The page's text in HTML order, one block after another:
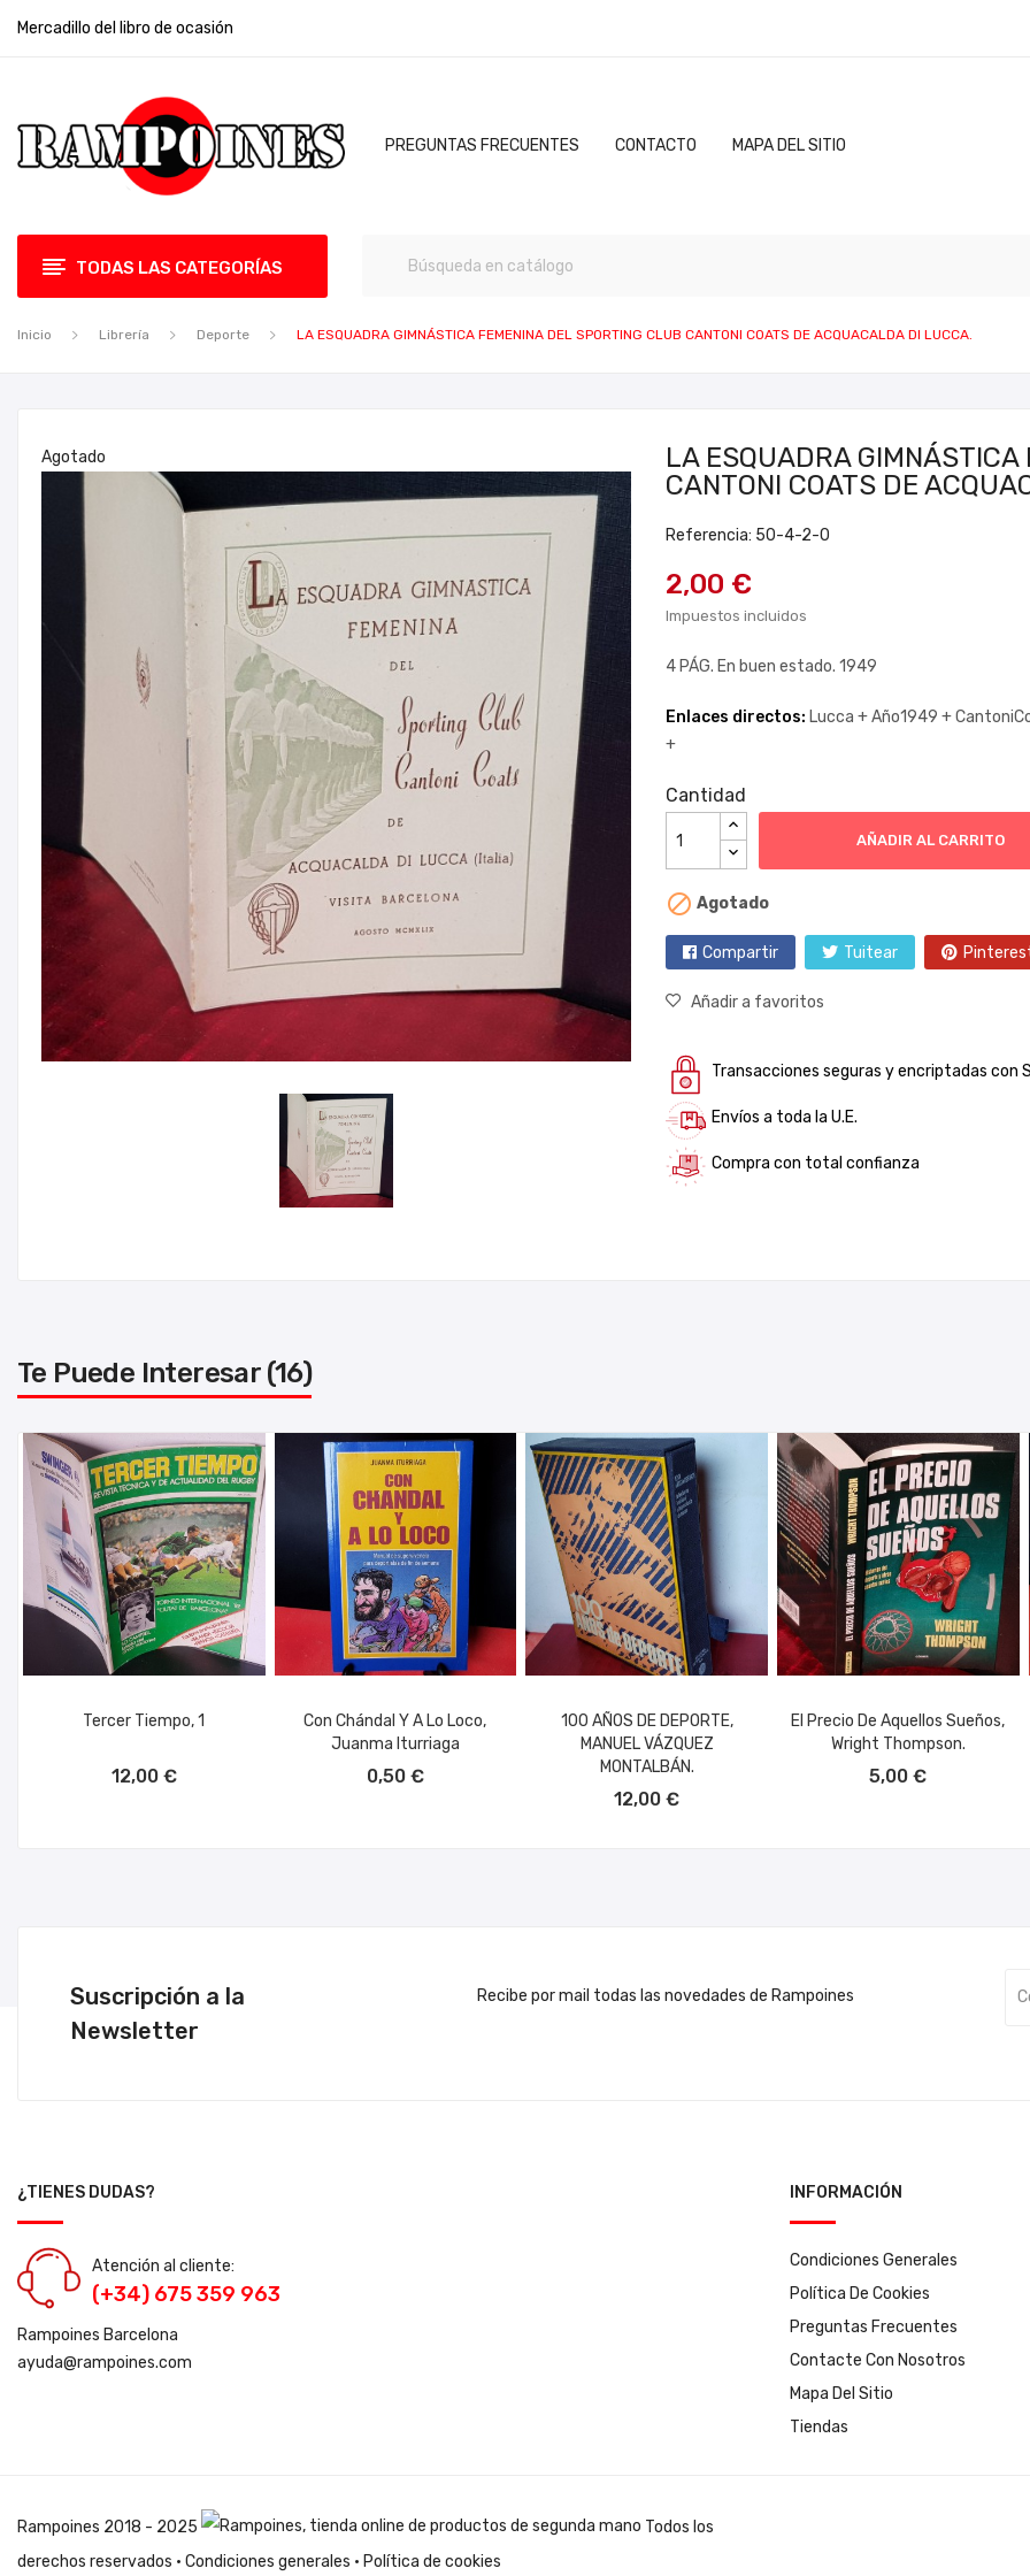
Mercadillo del libro de ocasión
PREGUNTAS FRECUENTES CONTACTO MAPA DEL SITIO
TODAS LAS CATEGORÍAS
Inicio Librería Deporte LA ESQUADRA GIMNÁSTICA FEMENINA DEL SPORTING CLUB CANTONI COATS DE ACQUACALDA DI LUCCA.
Agotado
LA ESQUADRA
CANTONI COATS DE
Referencia: 50-4-2-0
2,00 €
Impuestos incluidos
4 PÁG. En buen estado. 1949
Enlaces directos: Lucca +Año1949 +
+
Cantidad
AÑADIR AL CARRITO
 Agotado
Compartir Tuitear
Añadir a favoritos
Transacciones seguras y encriptadas con
Envíos a toda la U.E.
Compra con total confianza
Te Puede Interesar (16)
Tercer Tiempo, 1
12,00 €
Con Chándal Y A Lo Loco,
Juanma Iturriaga
0,50 €
AÑADIR AL CARRITO
100 AÑOS DE DEPORTE,
MANUEL VÁZQUEZ
MONTALBÁN.
12,00 €
El Precio De Aquellos Sueños,
Wright Thompson.
5,00 €
AÑADIR AL CARRITO
Suscripción a la
Newsletter
Recibe por mail todas las novedades de Rampoines
¿TIENES DUDAS?
Atención al cliente:
(+34) 675 359 963
Rampoines Barcelona
ayuda@rampoines.com
INFORMACIÓN
Condiciones Generales
Política De Cookies
Preguntas Frecuentes
Contacte Con Nosotros
Mapa Del Sitio
Tiendas
Rampoines 2018 - 2025
Todos los
derechos reservados · Condiciones generales · Política de cookies